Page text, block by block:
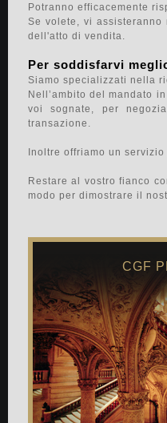
Potranno efficacemente
Se volete, vi
dell'atto di vendita.
Per soddisfarvi
Siamo specializzati nella
Nell’ambito del mandato
voi sognate, per
transazione.
Inoltre offriamo un
Restare al vostro fianco
modo per dimostrare il
CGF